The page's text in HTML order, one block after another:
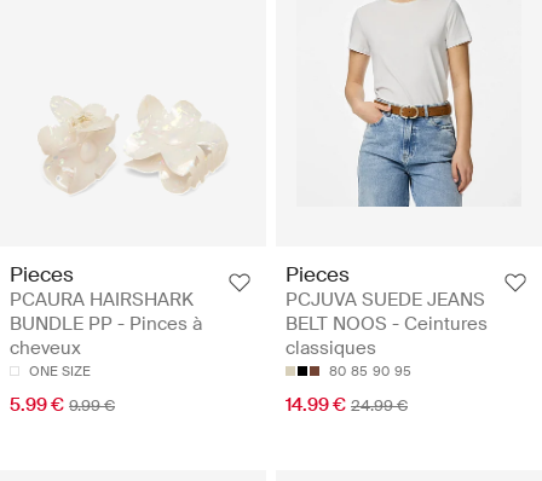
Pieces
PCAURA HAIRSHARK
BUNDLE PP - Pinces à
cheveux
ONE SIZE
5.99 € 9.99 €
Pieces
PCJUVA SUEDE JEANS
BELT NOOS - Ceintures
classiques
80 85 90 95
14.99 € 24.99 €